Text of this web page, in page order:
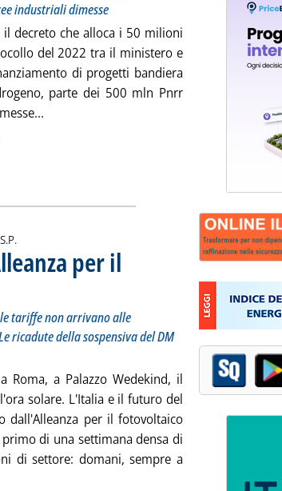
industriali dimesse
decreto che alloca i 50 milioni
del 2022 tra il ministero e
di progetti bandiera
parte dei 500 mln Pnrr
Leggi tutta la notizia: 'Idrogeno, DM
di:
S.P.
per il
vincoli normativi. Atelli: le tariffe non arrivano alle commissioni Via.
tariffe non arrivano alle
ricadute della sospensiva del DM
Roma, a Palazzo Wedekind, il
solare. L'Italia e il futuro del
dall'Alleanza per il fotovoltaico
di una settimana densa di
di settore: domani, sempre a
notizia: 'Rinnovabili, il convegno dell'Alleanza